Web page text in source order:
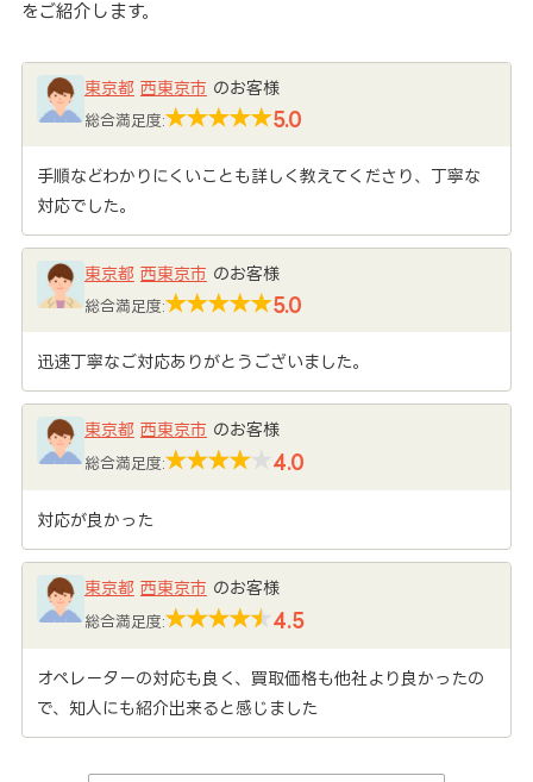
をご紹介します。
東京都 西東京市 のお客様
総合満足度: 5.0
手順などわかりにくいことも詳しく教えてくださり、丁寧な
対応でした。
東京都 西東京市 のお客様
総合満足度: 5.0
迅速丁寧なご対応ありがとうございました。
東京都 西東京市 のお客様
総合満足度: 4.0
対応が良かった
東京都 西東京市 のお客様
総合満足度: 4.5
オペレーターの対応も良く、買取価格も他社より良かったの
で、知人にも紹介出来ると感じました